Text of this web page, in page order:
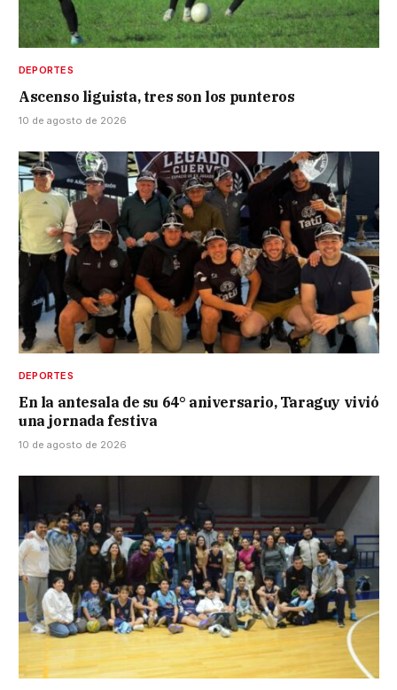
DEPORTES
Ascenso liguista, tres son los punteros
10 de agosto de 2026
DEPORTES
En la antesala de su 64° aniversario, Taraguy vivió
una jornada festiva
10 de agosto de 2026